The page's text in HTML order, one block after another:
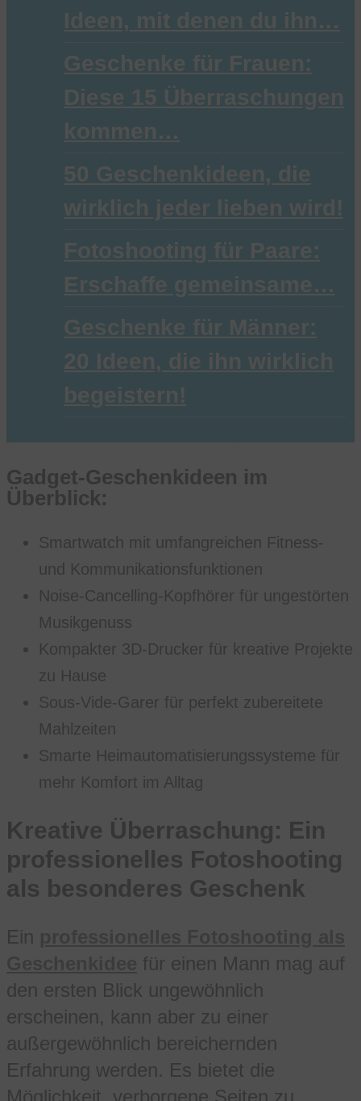
Ideen, mit denen du ihn…
Geschenke für Frauen:
Diese 15 Überraschungen
kommen…
50 Geschenkideen, die
wirklich jeder lieben wird!
Fotoshooting für Paare:
Erschaffe gemeinsame…
Geschenke für Männer:
20 Ideen, die ihn wirklich
begeistern!
Gadget-Geschenkideen im
Überblick:
Smartwatch mit umfangreichen Fitness-
und Kommunikationsfunktionen
Noise-Cancelling-Kopfhörer für ungestörten
Musikgenuss
Kompakter 3D-Drucker für kreative Projekte
zu Hause
Sous-Vide-Garer für perfekt zubereitete
Mahlzeiten
Smarte Heimautomatisierungssysteme für
mehr Komfort im Alltag
Kreative Überraschung: Ein
professionelles Fotoshooting
als besonderes Geschenk
Ein
für einen Mann mag auf
den ersten Blick ungewöhnlich
erscheinen, kann aber zu einer
außergewöhnlich bereichernden
Erfahrung werden. Es bietet die
Möglichkeit, verborgene Seiten zu